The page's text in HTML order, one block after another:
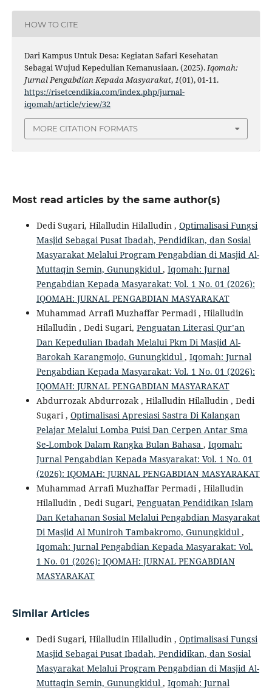
HOW TO CITE
Dari Kampus Untuk Desa: Kegiatan Safari Kesehatan
Sebagai Wujud Kepedulian Kemanusiaan. (2025).Iqomah:
Jurnal Pengabdian Kepada Masyarakat,1(01), 01-11.
https://risetcendikia.com/index.php/jurnal-
iqomah/article/view/32
MORE CITATION FORMATS
Most read articles by the same author(s)
Dedi Sugari, Hilalludin Hilalludin , Optimalisasi Fungsi
Masjid Sebagai Pusat Ibadah, Pendidikan, dan Sosial
Masyarakat Melalui Program Pengabdian di Masjid Al-
Muttaqin Semin, Gunungkidul , Iqomah: Jurnal
Pengabdian Kepada Masyarakat: Vol. 1 No. 01 (2026):
IQOMAH: JURNAL PENGABDIAN MASYARAKAT
Muhammad Arrafi Muzhaffar Permadi , Hilalludin
Hilalludin , Dedi Sugari, Penguatan Literasi Qur’an
Dan Kepedulian Ibadah Melalui Pkm Di Masjid Al-
Barokah Karangmojo, Gunungkidul , Iqomah: Jurnal
Pengabdian Kepada Masyarakat: Vol. 1 No. 01 (2026):
IQOMAH: JURNAL PENGABDIAN MASYARAKAT
Abdurrozak Abdurrozak , Hilalludin Hilalludin , Dedi
Sugari , Optimalisasi Apresiasi Sastra Di Kalangan
Pelajar Melalui Lomba Puisi Dan Cerpen Antar Sma
Se-Lombok Dalam Rangka Bulan Bahasa , Iqomah:
Jurnal Pengabdian Kepada Masyarakat: Vol. 1 No. 01
(2026): IQOMAH: JURNAL PENGABDIAN MASYARAKAT
Muhammad Arrafi Muzhaffar Permadi , Hilalludin
Hilalludin , Dedi Sugari, Penguatan Pendidikan Islam
Dan Ketahanan Sosial Melalui Pengabdian Masyarakat
Di Masjid Al Muniroh Tambakromo, Gunungkidul ,
Iqomah: Jurnal Pengabdian Kepada Masyarakat: Vol.
1 No. 01 (2026): IQOMAH: JURNAL PENGABDIAN
MASYARAKAT
Similar Articles
Dedi Sugari, Hilalludin Hilalludin , Optimalisasi Fungsi
Masjid Sebagai Pusat Ibadah, Pendidikan, dan Sosial
Masyarakat Melalui Program Pengabdian di Masjid Al-
Muttaqin Semin, Gunungkidul , Iqomah: Jurnal